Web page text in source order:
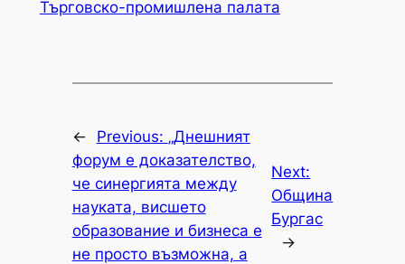
Търговско-промишлена палaта
← Previous: „Днешният
форум е доказателство,
че синергията между
науката, висшето
образование и бизнеса е
не просто възможна, а
Next:
Община
Бургас
→